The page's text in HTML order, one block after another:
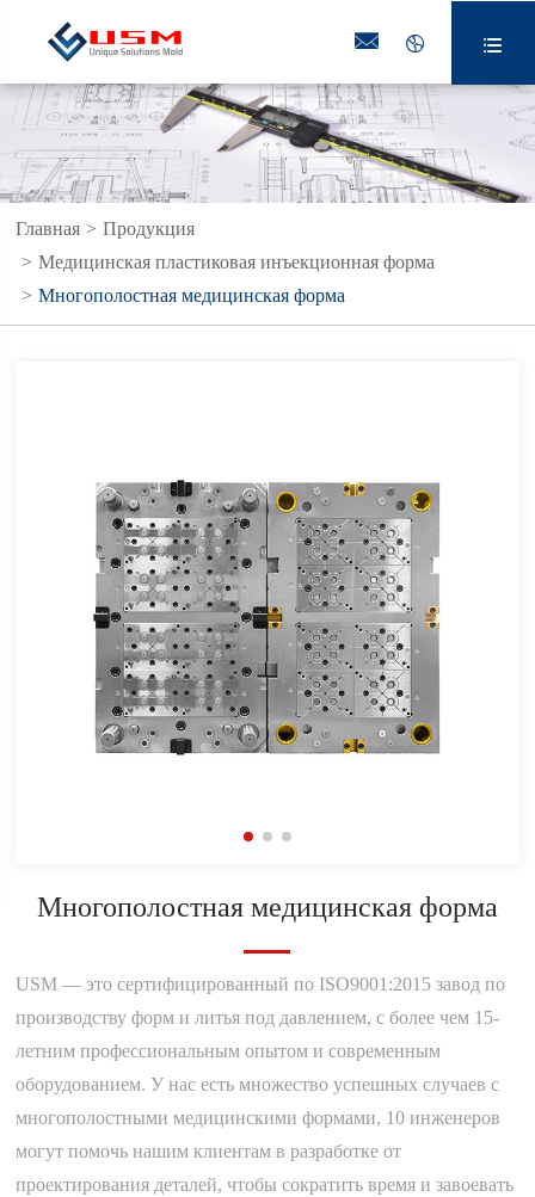
  
Главная
Продукция
Медицинская пластиковая инъекционная форма
Многополостная медицинская форма
Многополостная медицинская форма
USM — это сертифицированный по ISO9001:2015 завод по
производству форм и литья под давлением, с более чем 15-
летним профессиональным опытом и современным
оборудованием. У нас есть множество успешных случаев с
многополостными медицинскими формами, 10 инженеров
могут помочь нашим клиентам в разработке от
проектирования деталей, чтобы сократить время и завоевать